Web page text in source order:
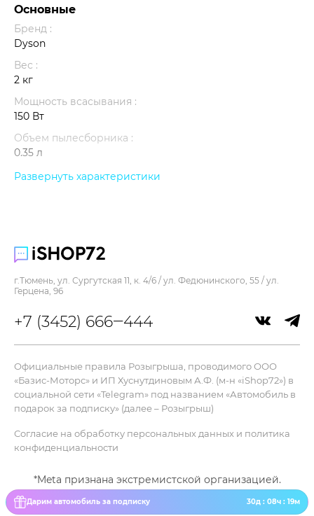
Основные
Бренд :
Dyson
Вес :
2 кг
Мощность всасывания :
150 Вт
Объем пылесборника :
0.35 л
Уборка :
Цвет :
золотой
Особенности
вертикальная парковка, подсветка зоны уборки,
Питание
Время зарядки аккумулятора :
4 ч
60 мин
2500 мАч
Источник питания :
От аккумулятора
Развернуть характеристики
+7 (3452) 666‒444
г.Тюмень, ул. Сургутская 11, к. 4/6 / ул. Федюнинского, 55 / ул.
Герцена, 96
Согласие на обработку персональных данных и политика
конфиденциальности
Официальные правила Розыгрыша, проводимого ООО
«Базис-Моторс» и ИП Хуснутдиновым А.Ф. (м-н «iShop72») в
социальной сети «Telegram» под названием «Автомобиль в
подарок за подписку» (далее – Розыгрыш)
*Meta признана экстремистской организацией.
Дарим автомобиль за подписку 30д : 08ч : 19м